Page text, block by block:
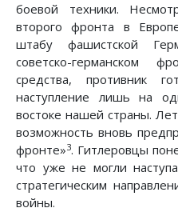
боевой техники.
второго фронта в
штабу фашистской
советско-
средства, противник
наступление лишь на
востоке нашей страны.
возможность вновь
фронте»3. Гитлеровцы
что уже не могли
стратегическим
войны.